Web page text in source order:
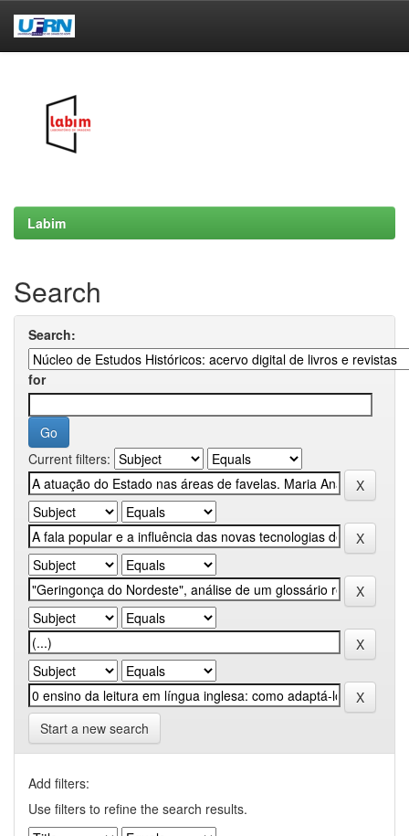
Labim
Search
Search:
for
Current filters:
Start a new search
Add filters:
Use filters to refine the search results.